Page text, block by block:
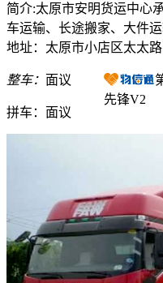
简介:太原市安明货运中心
车运输、长途搬家、大件
地址：太原市小店区太太
整车： 面议
拼车： 面议
先锋V2